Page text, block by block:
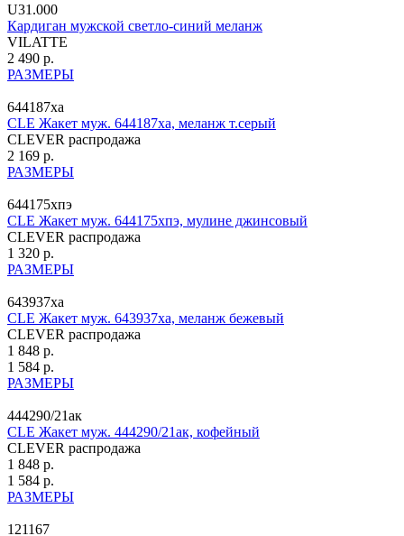
U31.000
Кардиган мужской светло-синий меланж
VILATTE
2 490 р.
РАЗМЕРЫ
644187ха
CLE Жакет муж. 644187ха, меланж т.серый
CLEVER распродажа
2 169 р.
РАЗМЕРЫ
644175хпэ
CLE Жакет муж. 644175хпэ, мулине джинсовый
CLEVER распродажа
1 320 р.
РАЗМЕРЫ
643937ха
CLE Жакет муж. 643937ха, меланж бежевый
CLEVER распродажа
1 848 р.
1 584 р.
РАЗМЕРЫ
444290/21ак
CLE Жакет муж. 444290/21ак, кофейный
CLEVER распродажа
1 848 р.
1 584 р.
РАЗМЕРЫ
121167